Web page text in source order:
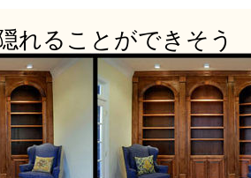
れることができそう